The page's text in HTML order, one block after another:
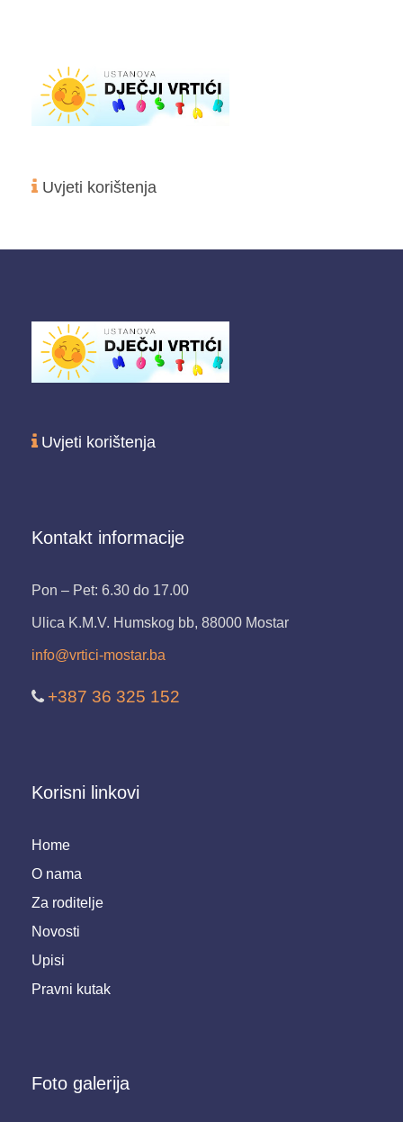
Uvjeti korištenja
Uvjeti korištenja
Kontakt informacije
Pon – Pet: 6.30 do 17.00
Ulica K.M.V. Humskog bb, 88000 Mostar
info@vrtici-mostar.ba
+387 36 325 152
Korisni linkovi
Home
O nama
Za roditelje
Novosti
Upisi
Pravni kutak
Foto galerija